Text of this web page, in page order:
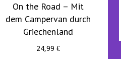
On the Road – Mit
dem Campervan durch
Griechenland
24,99€